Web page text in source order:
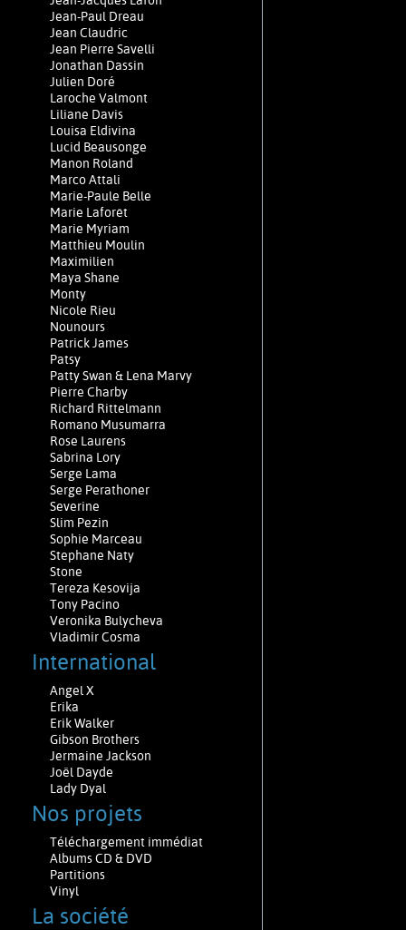
Jean-Paul Dreau
Jean Claudric
Jean Pierre Savelli
Jonathan Dassin
Julien Doré
Laroche Valmont
Liliane Davis
Louisa Eldivina
Lucid Beausonge
Manon Roland
Marco Attali
Marie-Paule Belle
Marie Laforêt
Marie Myriam
Matthieu Moulin
Maximilien
Maya Shane
Monty
Nicole Rieu
Nounours
Patrick James
Patsy
Patty Swan & Lena Marvy
Pierre Charby
Richard Rittelmann
Romano Musumarra
Rose Laurens
Sabrina Lory
Serge Lama
Serge Perathoner
Severine
Slim Pezin
Sophie Marceau
Stephane Naty
Stone
Tereza Kesovija
Tony Pacino
Veronika Bulycheva
Vladimir Cosma
International
Angel X
Erika
Erik Walker
Gibson Brothers
Jermaine Jackson
Joël Dayde
Lady Dyal
Nos projets
Téléchargement immédiat
Albums CD & DVD
Partitions
Vinyl
La société